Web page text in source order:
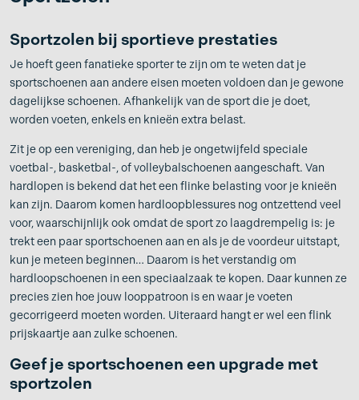
Sportzolen bij sportieve prestaties
Je hoeft geen fanatieke sporter te zijn om te weten dat je
sportschoenen aan andere eisen moeten voldoen dan je gewone
dagelijkse schoenen. Afhankelijk van de sport die je doet,
worden voeten, enkels en knieën extra belast.
Zit je op een vereniging, dan heb je ongetwijfeld speciale
voetbal-, basketbal-, of volleybalschoenen aangeschaft. Van
hardlopen is bekend dat het een flinke belasting voor je knieën
kan zijn. Daarom komen hardloopblessures nog ontzettend veel
voor, waarschijnlijk ook omdat de sport zo laagdrempelig is: je
trekt een paar sportschoenen aan en als je de voordeur uitstapt,
kun je meteen beginnen… Daarom is het verstandig om
hardloopschoenen in een speciaalzaak te kopen. Daar kunnen ze
precies zien hoe jouw looppatroon is en waar je voeten
gecorrigeerd moeten worden. Uiteraard hangt er wel een flink
prijskaartje aan zulke schoenen.
Geef je sportschoenen een upgrade met
sportzolen